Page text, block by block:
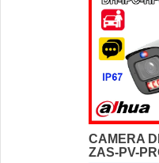
CAMERA
ZAS-PV-